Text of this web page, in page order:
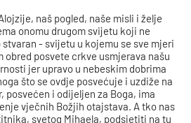
naš pogled, naše misli i želje
onomu drugom svijetu koji ne
- svijetu u kojemu se sve mjeri
obred posvete crkve usmjerava našu
jer upravo u nebeskim dobrima
što se ovdje posvećuje i uzdiže na
posvećen i odijeljen za Boga, ima
vječnih Božjih otajstava. A tko nas
svetog Mihaela, podsjetiti na tu